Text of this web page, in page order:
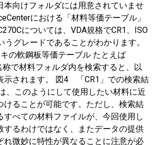
本向けフォルダには用意されていませ
における「材料等価テーブル」
については、VDA規格でCR1、ISO
うグレードであることがわかります。
の軟鋼板等価テーブル たとえば
称で材料フォルダ内を検索すると、以
示されます。 図4 「CR1」での検索結
、このようにして使用したい材料に近
けることが可能です。ただし、検索結
すべての材料ファイルが、今回使用し
するわけではなく、またデータの提供
れ微妙に特性が異なることに注意が必